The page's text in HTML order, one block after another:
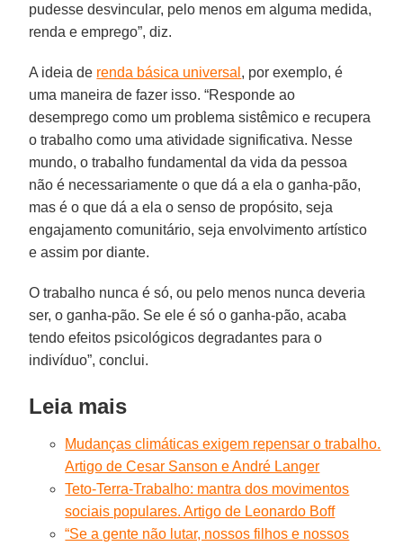
pudesse desvincular, pelo menos em alguma medida,
renda e emprego”, diz.
A ideia de renda básica universal , por exemplo, é
uma maneira de fazer isso. “Responde ao
desemprego como um problema sistêmico e recupera
o trabalho como uma atividade significativa. Nesse
mundo, o trabalho fundamental da vida da pessoa
não é necessariamente o que dá a ela o ganha-pão,
mas é o que dá a ela o senso de propósito, seja
engajamento comunitário, seja envolvimento artístico
e assim por diante.
O trabalho nunca é só, ou pelo menos nunca deveria
ser, o ganha-pão. Se ele é só o ganha-pão, acaba
tendo efeitos psicológicos degradantes para o
indivíduo”, conclui.
Leia mais
Mudanças climáticas exigem repensar o trabalho.
Artigo de Cesar Sanson e André Langer
Teto-Terra-Trabalho: mantra dos movimentos
sociais populares. Artigo de Leonardo Boff
“Se a gente não lutar, nossos filhos e nossos